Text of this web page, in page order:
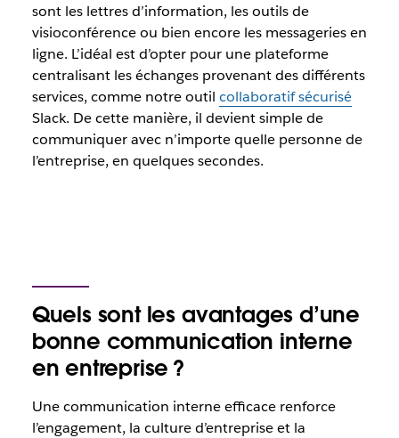
sont les lettres d’information, les outils de
visioconférence ou bien encore les messageries en
ligne. L’idéal est d’opter pour une plateforme
centralisant les échanges provenant des différents
services, comme notre outil collaboratif sécurisé
Slack. De cette manière, il devient simple de
communiquer avec n’importe quelle personne de
l’entreprise, en quelques secondes.
Quels sont les avantages d’une
bonne communication interne
en entreprise ?
Une communication interne efficace renforce
l’engagement, la culture d’entreprise et la